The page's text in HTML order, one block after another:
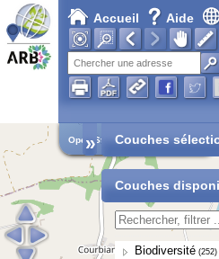
Accueil Aide
Chargement
Open Street Map
» Couches
Couches
Biodiversité (252)